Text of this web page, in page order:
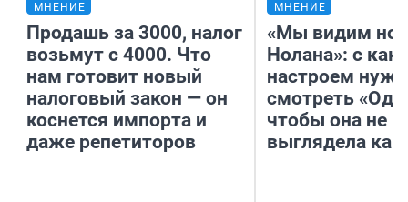
МНЕНИЕ
Продашь за 3000, налог
возьмут с 4000. Что
нам готовит новый
налоговый закон — он
коснется импорта и
даже репетиторов
МНЕНИЕ
«Мы видим
Нолана»: с
настроем
смотреть
чтобы она не
выглядела как